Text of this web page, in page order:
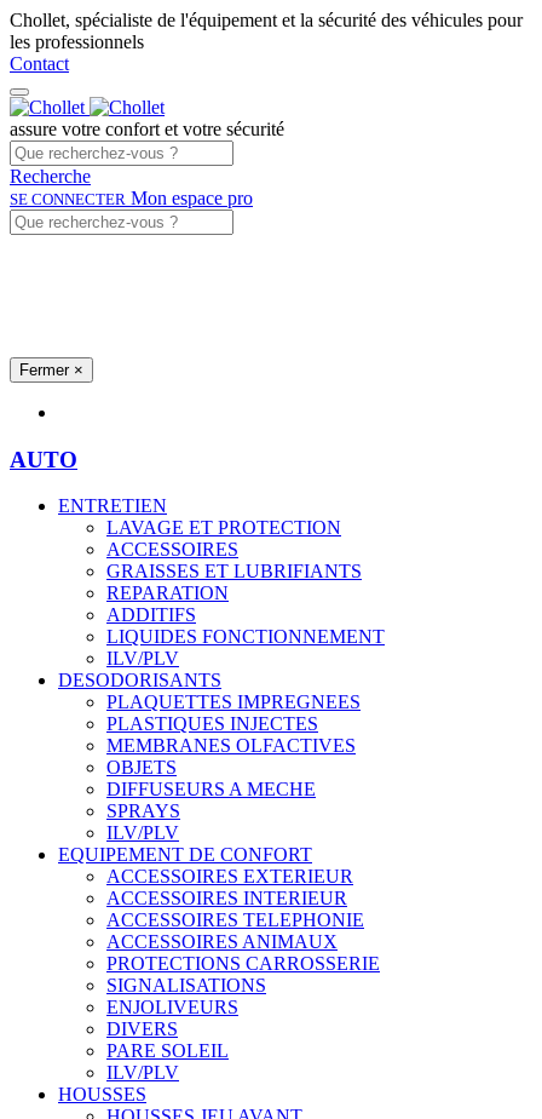
Chollet, spécialiste de l'équipement et la sécurité des véhicules pour
les professionnels
Contact
assure votre confort et votre sécurité
Recherche
SE CONNECTER Mon espace pro
Fermer ×
AUTO
ENTRETIEN
LAVAGE ET PROTECTION
ACCESSOIRES
GRAISSES ET LUBRIFIANTS
REPARATION
ADDITIFS
LIQUIDES FONCTIONNEMENT
ILV/PLV
DESODORISANTS
PLAQUETTES IMPREGNEES
PLASTIQUES INJECTES
MEMBRANES OLFACTIVES
OBJETS
DIFFUSEURS A MECHE
SPRAYS
ILV/PLV
EQUIPEMENT DE CONFORT
ACCESSOIRES EXTERIEUR
ACCESSOIRES INTERIEUR
ACCESSOIRES TELEPHONIE
ACCESSOIRES ANIMAUX
PROTECTIONS CARROSSERIE
SIGNALISATIONS
ENJOLIVEURS
DIVERS
PARE SOLEIL
ILV/PLV
HOUSSES